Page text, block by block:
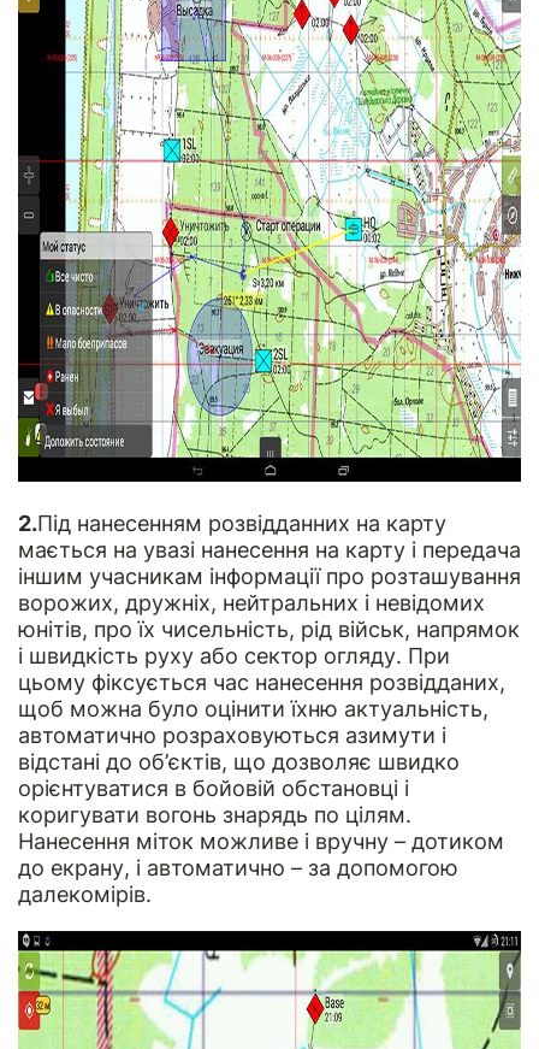
2.Під нанесенням розвідданних на карту
мається на увазі нанесення на карту і передача
іншим учасникам інформації про розташування
ворожих, дружніх, нейтральних і невідомих
юнітів, про їх чисельність, рід військ, напрямок
і швидкість руху або сектор огляду. При
цьому фіксується час нанесення розвідданих,
щоб можна було оцінити їхню актуальність,
автоматично розраховуються азимути і
відстані до об’єктів, що дозволяє швидко
орієнтуватися в бойовій обстановці і
коригувати вогонь знарядь по цілям.
Нанесення міток можливе і вручну – дотиком
до екрану, і автоматично – за допомогою
далекомірів.